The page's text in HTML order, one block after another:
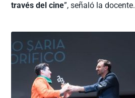
través del cine”, señaló la docente.